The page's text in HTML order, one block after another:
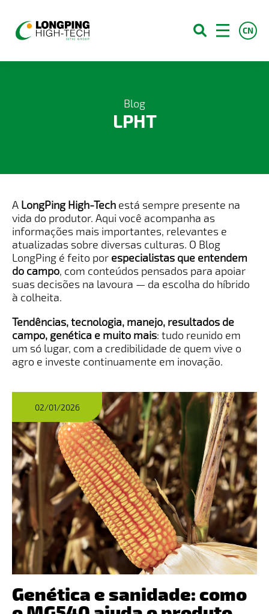
CN
Serviços
Franquias
Carreiras
Blog
LPHT
A LongPing High-Tech está sempre presente na
vida do produtor. Aqui você acompanha as
informações mais importantes, relevantes e
atualizadas sobre diversas culturas. O Blog
LongPing é feito por especialistas que entendem
do campo, com conteúdos pensados para apoiar
suas decisões na lavoura — da escolha do híbrido
à colheita.
Tendências, tecnologia, manejo, resultados de
campo, genética e muito mais: tudo reunido em
um só lugar, com a credibilidade de quem vive o
agro e investe continuamente em inovação.
02/01/2026
Genética e sanidade: como